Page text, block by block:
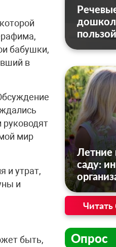
бабушки,
в
руководят
мир
и утрат,
и
быть,
пользой
Летние
саду:
Читать
Опрос